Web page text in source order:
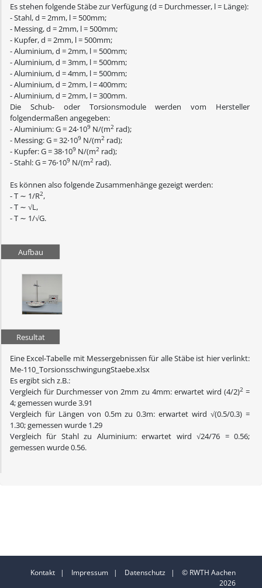
Es stehen folgende Stäbe zur Verfügung (d = Durchmesser, l = Länge):
- Stahl, d = 2mm, l = 500mm;
- Messing, d = 2mm, l = 500mm;
- Kupfer, d = 2mm, l = 500mm;
- Aluminium, d = 2mm, l = 500mm;
- Aluminium, d = 3mm, l = 500mm;
- Aluminium, d = 4mm, l = 500mm;
- Aluminium, d = 2mm, l = 400mm;
- Aluminium, d = 2mm, l = 300mm.
Die Schub- oder Torsionsmodule werden vom Hersteller
folgendermaßen angegeben:
- Aluminium: G = 24⋅109 N/(m2 rad);
- Messing: G = 32⋅109 N/(m2 rad);
- Kupfer: G = 38⋅109 N/(m2 rad);
- Stahl: G = 76⋅109 N/(m2 rad).
Es können also folgende Zusammenhänge gezeigt werden:
- T ∼ 1/R2,
- T ∼ √L,
- T ∼ 1/√G.
Aufbau
Resultat
Eine Excel-Tabelle mit Messergebnissen für alle Stäbe ist hier verlinkt:
Me-110_TorsionsschwingungStaebe.xlsx
Es ergibt sich z.B.:
Vergleich für Durchmesser von 2mm zu 4mm: erwartet wird (4/2)2=
4; gemessen wurde 3.91
Vergleich für Längen von 0.5m zu 0.3m: erwartet wird √(0.5/0.3) =
1.30; gemessen wurde 1.29
Vergleich für Stahl zu Aluminium: erwartet wird √24/76 = 0.56;
gemessen wurde 0.56.
Kontakt | Impressum | Datenschutz | © RWTH Aachen
2026